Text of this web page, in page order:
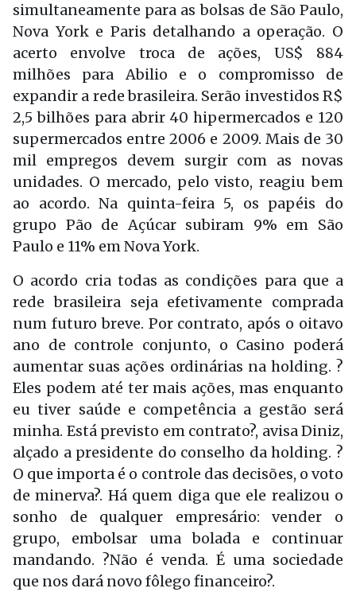
simultaneamente para as bolsas de São Paulo,
Nova York e Paris detalhando a operação. O
acerto envolve troca de ações, US$ 884
milhões para Abilio e o compromisso de
expandir a rede brasileira. Serão investidos R$
2,5 bilhões para abrir 40 hipermercados e 120
supermercados entre 2006 e 2009. Mais de 30
mil empregos devem surgir com as novas
unidades. O mercado, pelo visto, reagiu bem
ao acordo. Na quinta-feira 5, os papéis do
grupo Pão de Açúcar subiram 9% em São
Paulo e 11% em Nova York.
O acordo cria todas as condições para que a
rede brasileira seja efetivamente comprada
num futuro breve. Por contrato, após o oitavo
ano de controle conjunto, o Casino poderá
aumentar suas ações ordinárias na holding. ?
Eles podem até ter mais ações, mas enquanto
eu tiver saúde e competência a gestão será
minha. Está previsto em contrato?, avisa Diniz,
alçado a presidente do conselho da holding. ?
O que importa é o controle das decisões, o voto
de minerva?. Há quem diga que ele realizou o
sonho de qualquer empresário: vender o
grupo, embolsar uma bolada e continuar
mandando. ?Não é venda. É uma sociedade
que nos dará novo fôlego financeiro?.